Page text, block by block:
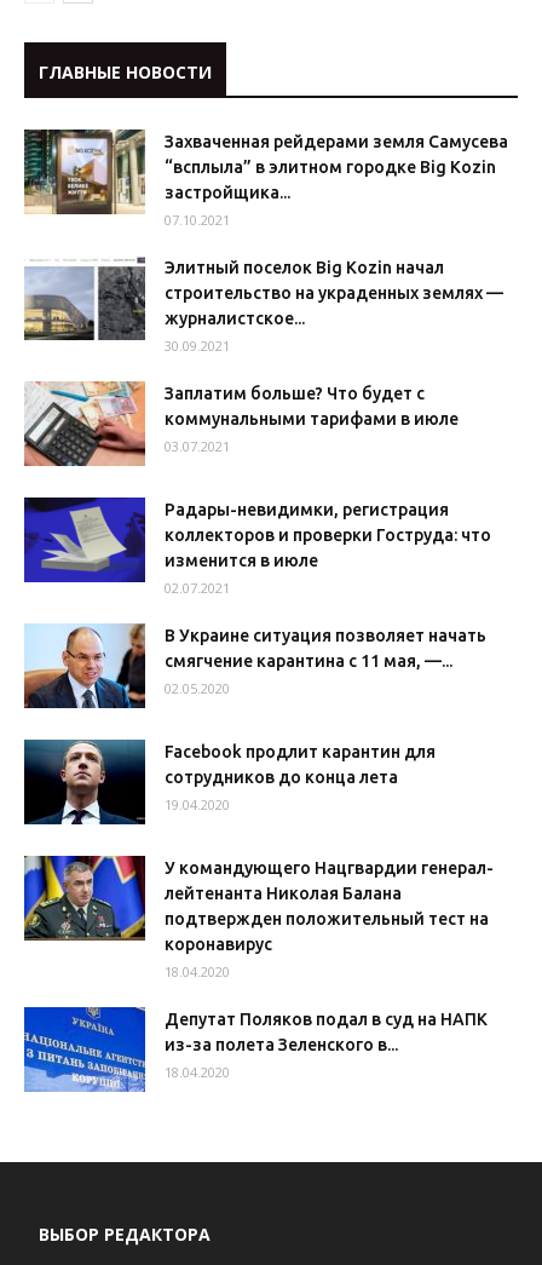
ГЛАВНЫЕ НОВОСТИ
Захваченная рейдерами земля Самусева
“всплыла” в элитном городке Big Kozin
застройщика...
07.10.2021
Элитный поселок Big Kozin начал
строительство на украденных землях —
журналистское...
30.09.2021
Заплатим больше? Что будет с
коммунальными тарифами в июле
03.07.2021
Радары-невидимки, регистрация
коллекторов и проверки Гоструда: что
изменится в июле
02.07.2021
В Украине ситуация позволяет начать
смягчение карантина с 11 мая, —...
02.05.2020
Facebook продлит карантин для
сотрудников до конца лета
19.04.2020
У командующего Нацгвардии генерал-
лейтенанта Николая Балана
подтвержден положительный тест на
коронавирус
18.04.2020
Депутат Поляков подал в суд на НАПК
из-за полета Зеленского в...
18.04.2020
ВЫБОР РЕДАКТОРА